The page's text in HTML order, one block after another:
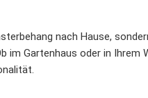
nach Hause,
im Gartenhaus oder in Ihrem